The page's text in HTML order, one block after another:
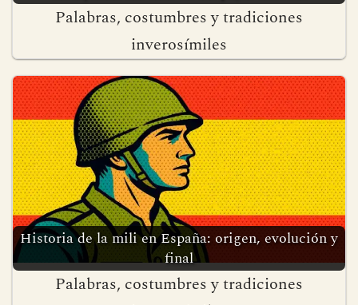
Palabras, costumbres y tradiciones
inverosímiles
Historia de la mili en España: origen, evolución y
final
Palabras, costumbres y tradiciones